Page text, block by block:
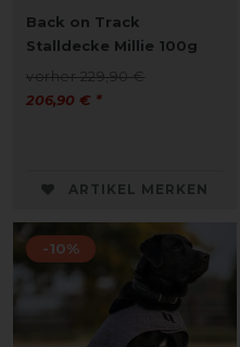
Back on Track
Stalldecke Millie 100g
vorher 229,90 €
206,90 € *
ARTIKEL MERKEN
-10%